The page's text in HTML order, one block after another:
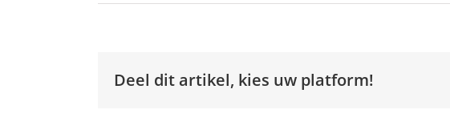
Deel dit artikel, kies uw platform!